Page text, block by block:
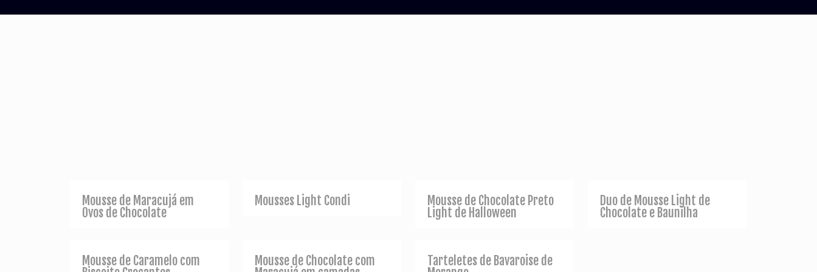
Mousse de Maracujá em
Ovos de Chocolate
Mousses Light Condi
Mousse de Chocolate Preto
Light de Halloween
Duo de Mousse Light de
Chocolate e Baunilha
Mousse de Caramelo com
Mousse de Chocolate com
Tarteletes de Bavaroise de